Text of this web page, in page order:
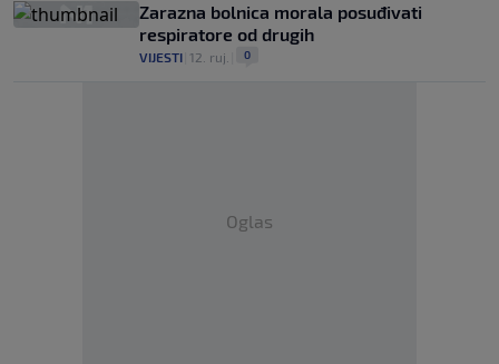
Zarazna bolnica morala posuđivati
respiratore od drugih
VIJESTI 12. ruj. 0
Oglas